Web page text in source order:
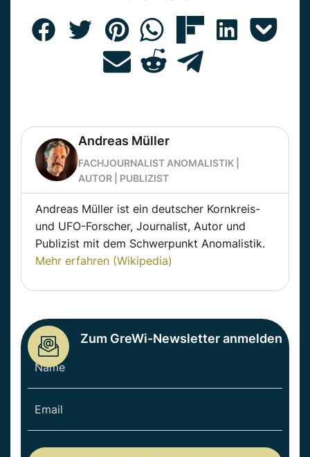
Andreas Müller
FACHJOURNALIST ANOMALISTIK |
AUTOR | PUBLIZIST
Andreas Müller ist ein deutscher Kornkreis-
und UFO-Forscher, Journalist, Autor und
Publizist mit dem Schwerpunkt Anomalistik.
Mehr erfahren (Wikipedia)
Zum GreWi-Newsletter anmelden